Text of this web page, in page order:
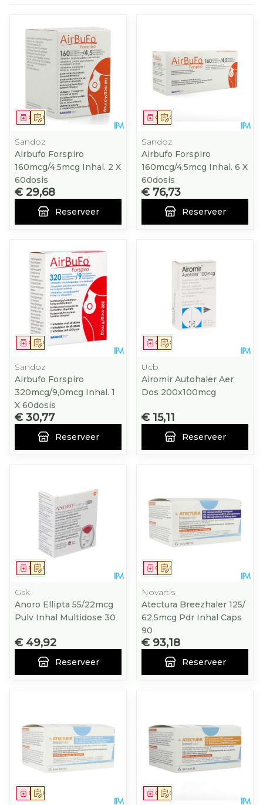
Op voorschrift
Geneesmiddel
Sandoz
Airbufo Forspiro
160mcg/4,5mcg Inhal. 2 X
60dosis
€ 29,68
Reserveer
Op voorschrift
Geneesmiddel
Sandoz
Airbufo Forspiro
160mcg/4,5mcg Inhal. 6 X
60dosis
€ 76,73
Reserveer
Op voorschrift
Geneesmiddel
Sandoz
Airbufo Forspiro
320mcg/9,0mcg Inhal. 1
X 60dosis
€ 30,77
Reserveer
Op voorschrift
Geneesmiddel
Ucb
Airomir Autohaler Aer
Dos 200x100mcg
€ 15,11
Reserveer
Op voorschrift
Geneesmiddel
Gsk
Anoro Ellipta 55/22mcg
Pulv Inhal Multidose 30
€ 49,92
Reserveer
Op voorschrift
Geneesmiddel
Novartis
Atectura Breezhaler 125/
62,5mcg Pdr Inhal Caps
90
€ 93,18
Reserveer
Op voorschrift
Geneesmiddel Op voorschrift
Geneesmiddel